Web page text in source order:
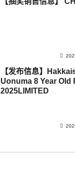
【发布信息】
Uonuma 8 Year Old
2025LIMITED